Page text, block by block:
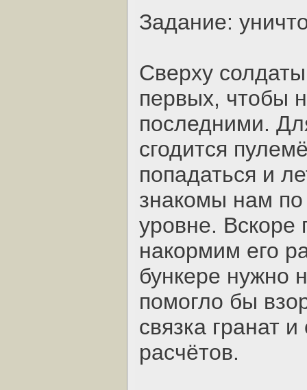
Задание:
Сверху
первых, чтобы
последними.
сгодится
попадаться и
знакомы нам
уровне. Вскоре
накормим его
бункере нужно
помогло бы
связка гранат
расчётов.